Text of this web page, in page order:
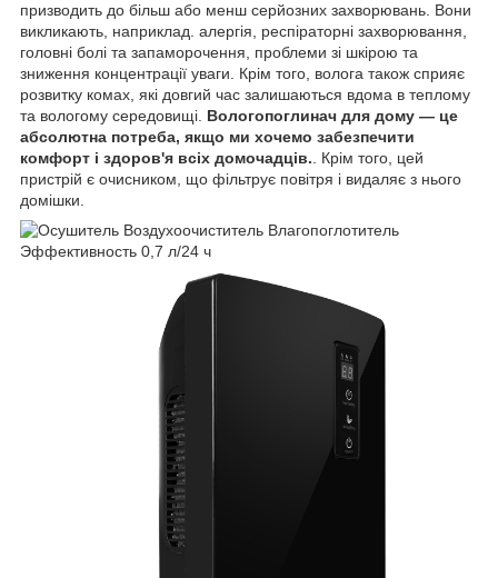
призводить до більш або менш серйозних захворювань. Вони
викликають, наприклад. алергія, респіраторні захворювання,
головні болі та запаморочення, проблеми зі шкірою та
зниження концентрації уваги. Крім того, волога також сприяє
розвитку комах, які довгий час залишаються вдома в теплому
та вологому середовищі. Вологопоглинач для дому — це
абсолютна потреба, якщо ми хочемо забезпечити
комфорт і здоров'я всіх домочадців.. Крім того, цей
пристрій є очисником, що фільтрує повітря і видаляє з нього
домішки.